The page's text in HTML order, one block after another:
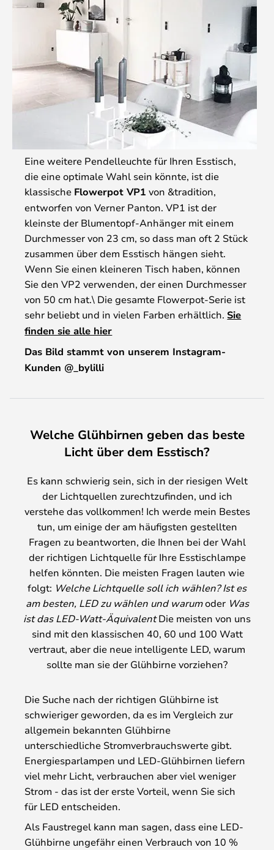
Eine weitere Pendelleuchte für Ihren Esstisch,
die eine optimale Wahl sein könnte, ist die
klassische Flowerpot VP1 von &tradition,
entworfen von Verner Panton. VP1 ist der
kleinste der Blumentopf-Anhänger mit einem
Durchmesser von 23 cm, so dass man oft 2 Stück
zusammen über dem Esstisch hängen sieht.
Wenn Sie einen kleineren Tisch haben, können
Sie den VP2 verwenden, der einen Durchmesser
von 50 cm hat.\ Die gesamte Flowerpot-Serie ist
sehr beliebt und in vielen Farben erhältlich. Sie
finden sie alle hier
Das Bild stammt von unserem Instagram-
Kunden @_bylilli
Welche Glühbirnen geben das beste
Licht über dem Esstisch?
Es kann schwierig sein, sich in der riesigen Welt
der Lichtquellen zurechtzufinden, und ich
verstehe das vollkommen! Ich werde mein Bestes
tun, um einige der am häufigsten gestellten
Fragen zu beantworten, die Ihnen bei der Wahl
der richtigen Lichtquelle für Ihre Esstischlampe
helfen könnten. Die meisten Fragen lauten wie
folgt: Welche Lichtquelle soll ich wählen? Ist es
am besten, LED zu wählen und warumoder Was
ist das LED-Watt-ÄquivalentDie meisten von uns
sind mit den klassischen 40, 60 und 100 Watt
vertraut, aber die neue intelligente LED, warum
sollte man sie der Glühbirne vorziehen?
Die Suche nach der richtigen Glühbirne ist
schwieriger geworden, da es im Vergleich zur
allgemein bekannten Glühbirne
unterschiedliche Stromverbrauchswerte gibt.
Energiesparlampen und LED-Glühbirnen liefern
viel mehr Licht, verbrauchen aber viel weniger
Strom - das ist der erste Vorteil, wenn Sie sich
für LED entscheiden.
Als Faustregel kann man sagen, dass eine LED-
Glühbirne ungefähr einen Verbrauch von 10 %